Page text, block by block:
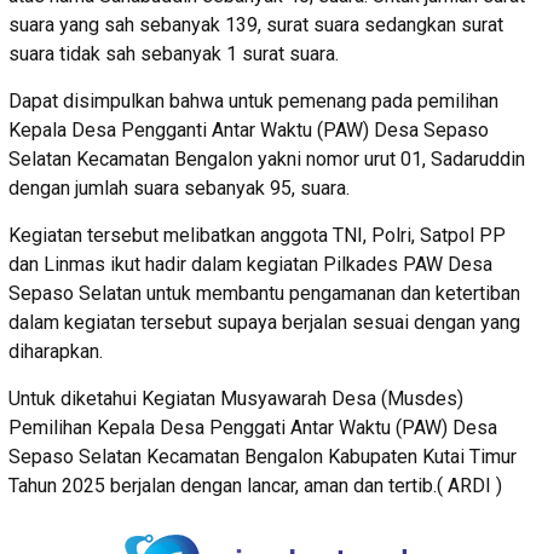
suara yang sah sebanyak 139, surat suara sedangkan surat
suara tidak sah sebanyak 1 surat suara.
Dapat disimpulkan bahwa untuk pemenang pada pemilihan
Kepala Desa Pengganti Antar Waktu (PAW) Desa Sepaso
Selatan Kecamatan Bengalon yakni nomor urut 01, Sadaruddin
dengan jumlah suara sebanyak 95, suara.
Kegiatan tersebut melibatkan anggota TNI, Polri, Satpol PP
dan Linmas ikut hadir dalam kegiatan Pilkades PAW Desa
Sepaso Selatan untuk membantu pengamanan dan ketertiban
dalam kegiatan tersebut supaya berjalan sesuai dengan yang
diharapkan.
Untuk diketahui Kegiatan Musyawarah Desa (Musdes)
Pemilihan Kepala Desa Penggati Antar Waktu (PAW) Desa
Sepaso Selatan Kecamatan Bengalon Kabupaten Kutai Timur
Tahun 2025 berjalan dengan lancar, aman dan tertib.( ARDI )